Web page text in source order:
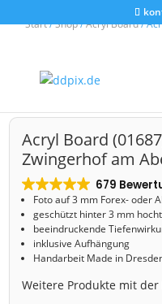
Start/Shop/Acryl Board/
Acryl Board
Zwingerhof am
679
Foto auf 3 mm Forex- oder
geschützt hinter 3 mm
beeindruckende
inklusive Aufhängung
Handarbeit Made in
Weitere Produkte mit